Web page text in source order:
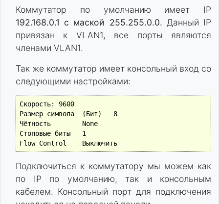
Коммутатор по умолчанию имеет IP
192.168.0.1 с маской 255.255.0.0. Данный IP
привязан к VLAN1, все порты являются
членами VLAN1.
Так же коммутатор имеет консольный вход со
следующими настройками:
Скорость: 9600
Размер символа  (Бит)	8
Чётность	None
Стоповые биты	1
Flow Control	Выключить
Подключиться к коммутатору мы можем как
по IP по умолчанию, так и консольным
кабелем. Консольный порт для подключения